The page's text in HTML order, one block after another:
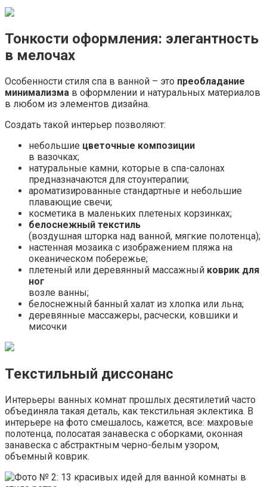
Тонкости оформления: элегантность
в мелочах
Особенности стиля спа в ванной – это преобладание
минимализма в оформлении и натуральных материалов
в любом из элементов дизайна.
Создать такой интерьер позволяют:
небольшие цветочные композиции
в вазочках;
натуральные камни, которые в спа-салонах
предназначаются для стоунтерапии;
ароматизированные стандартные и небольшие
плавающие свечи;
косметика в маленьких плетеных корзинках;
белоснежный текстиль
(воздушная шторка над ванной, мягкие полотенца);
настенная мозаика с изображением пляжа на
океаническом побережье;
плетеный или деревянный массажный коврик для
ног
возле ванны;
белоснежный банный халат из хлопка или льна;
деревянные массажеры, расчески, ковшики и
мисочки
Текстильный диссонанс
Интерьеры ванных комнат прошлых десятилетий часто
объединяла такая деталь, как текстильная эклектика. В
интерьере на фото смешалось, кажется, все: махровые
полотенца, полосатая занавеска с оборками, оконная
занавеска с абстрактным черно-белым узором,
объемный коврик.